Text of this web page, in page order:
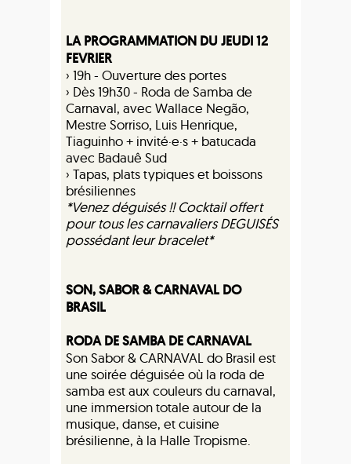
LA PROGRAMMATION DU JEUDI 12
FEVRIER
› 19h - Ouverture des portes
› Dès 19h30 - Roda de Samba de
Carnaval, avec Wallace Negão,
Mestre Sorriso, Luis Henrique,
Tiaguinho + invité·e·s + batucada
avec Badauê Sud
› Tapas, plats typiques et boissons
brésiliennes
*Venez déguisés !! Cocktail offert
pour tous les carnavaliers DEGUISÉS
possédant leur bracelet*
SON, SABOR & CARNAVAL DO
BRASIL
RODA DE SAMBA DE CARNAVAL
Son Sabor & CARNAVAL do Brasil est
une soirée déguisée où la roda de
samba est aux couleurs du carnaval,
une immersion totale autour de la
musique, danse, et cuisine
brésilienne, à la Halle Tropisme.